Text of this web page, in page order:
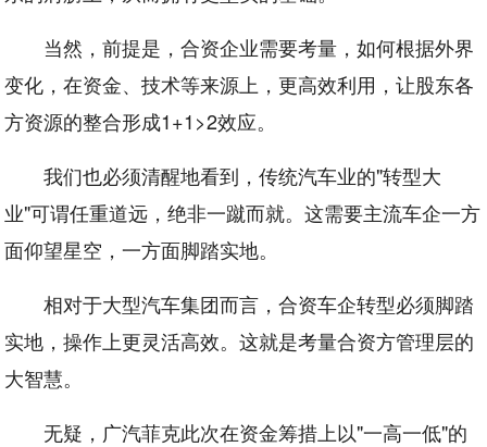
当然，前提是，合资企业需要考量，如何根据外界
变化，在资金、技术等来源上，更高效利用，让股东各
方资源的整合形成1+1>2效应。
我们也必须清醒地看到，传统汽车业的"转型大
业"可谓任重道远，绝非一蹴而就。这需要主流车企一方
面仰望星空，一方面脚踏实地。
相对于大型汽车集团而言，合资车企转型必须脚踏
实地，操作上更灵活高效。这就是考量合资方管理层的
大智慧。
无疑，广汽菲克此次在资金筹措上以"一高一低"的